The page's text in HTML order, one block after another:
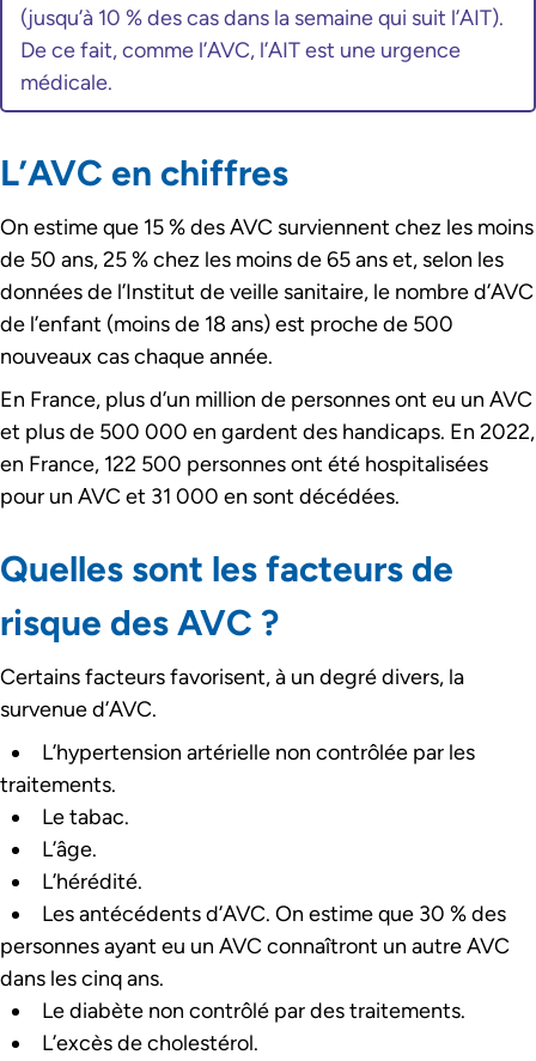
(jusqu’à 10 % des cas dans la semaine qui suit l’AIT).
De ce fait, comme l’AVC, l’AIT est une urgence
médicale.
L’AVC en chiffres
On estime que 15 % des AVC surviennent chez les moins
de 50 ans, 25 % chez les moins de 65 ans et, selon les
données de l’Institut de veille sanitaire, le nombre d’AVC
de l’enfant (moins de 18 ans) est proche de 500
nouveaux cas chaque année.
En France, plus d’un million de personnes ont eu un AVC
et plus de 500 000 en gardent des handicaps. En 2022,
en France, 122 500 personnes ont été hospitalisées
pour un AVC et 31 000 en sont décédées.
Quelles sont les facteurs de
risque des AVC ?
Certains facteurs favorisent, à un degré divers, la
survenue d’AVC.
L’hypertension artérielle non contrôlée par les
traitements.
Le tabac.
L’âge.
L’hérédité.
Les antécédents d’AVC. On estime que 30 % des
personnes ayant eu un AVC connaîtront un autre AVC
dans les cinq ans.
Le diabète non contrôlé par des traitements.
L’excès de cholestérol.